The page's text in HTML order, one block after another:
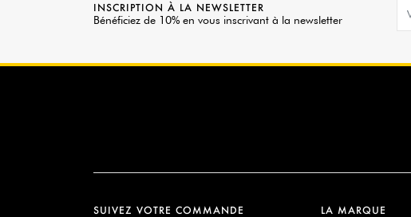
INSCRIPTION À LA NEWSLETTER
Bénéficiez de 10% en vous inscrivant à la newsletter
SUIVEZ VOTRE COMMANDE LA MARQUE